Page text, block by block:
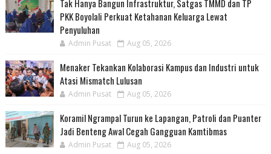
Tak Hanya Bangun Infrastruktur, Satgas TMMD dan TP
PKK Boyolali Perkuat Ketahanan Keluarga Lewat
Penyuluhan
Admin Pusat Aug 05, 2026
Menaker Tekankan Kolaborasi Kampus dan Industri untuk
Atasi Mismatch Lulusan
Admin Pusat Aug 05, 2026
Koramil Ngrampal Turun ke Lapangan, Patroli dan Puanter
Jadi Benteng Awal Cegah Gangguan Kamtibmas
Admin Pusat Aug 05, 2026